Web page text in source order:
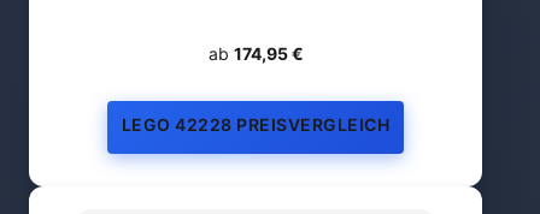
ab 174,95 €
LEGO 42228 PREISVERGLEICH